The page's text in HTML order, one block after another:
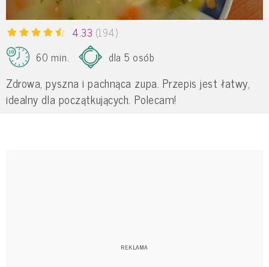
4.33 (194)
60 min.
dla 5 osób
Zdrowa, pyszna i pachnąca zupa. Przepis jest łatwy,
idealny dla początkujących. Polecam!